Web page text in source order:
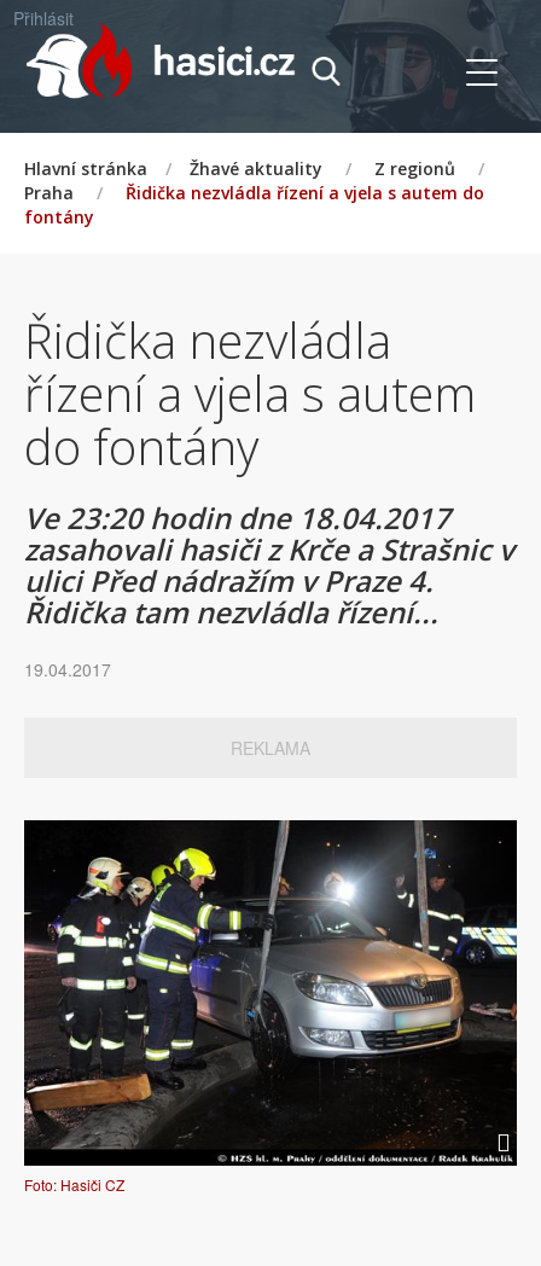
Přihlásit
Hlavní stránka / Žhavé aktuality / Z regionů
/
Praha
/
Řidička nezvládla řízení a vjela s autem do
fontány
Řidička nezvládla
řízení a vjela s autem
do fontány
Ve 23:20 hodin dne 18.04.2017
zasahovali hasiči z Krče a Strašnic v
ulici Před nádražím v Praze 4.
Řidička tam nezvládla řízení...
19.04.2017
REKLAMA
Foto: Hasiči CZ